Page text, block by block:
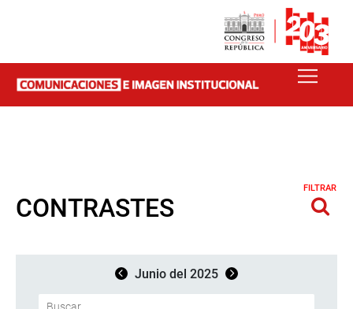
CONTRASTES
FILTRAR
Junio del 2025